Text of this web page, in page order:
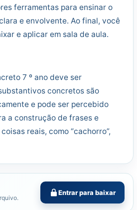
ferramentas para ensinar o
e envolvente. Ao final, você
e aplicar em sala de aula.
7 º ano deve ser
concretos são
e pode ser percebido
a construção de frases e
reais, como “cachorro”,
Entrar para baixar